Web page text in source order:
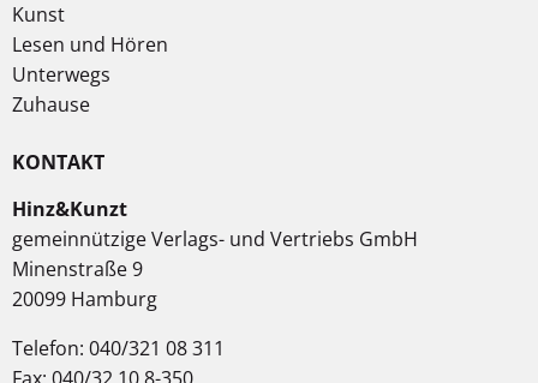
Kunst
Lesen und Hören
Unterwegs
Zuhause
KONTAKT
Hinz&Kunzt
gemeinnützige Verlags- und Vertriebs GmbH
Minenstraße 9
20099 Hamburg
Telefon: 040/321 08 311